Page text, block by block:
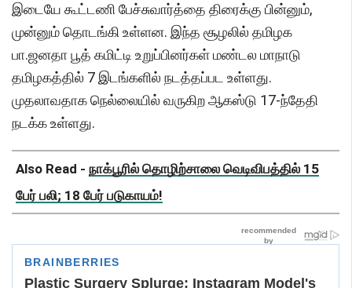
இடையே கூட்டணி பேச்சுவார்த்தை திரைக்கு பின்னும்,
முன்னும் தொடங்கி உள்ளன. இந்த சூழலில் தமிழக
பா.ஜனதா பூத் கமிட்டி உறுப்பினர்கள் மண்டல மாநாடு
தமிழகத்தில் 7 இடங்களில் நடத்தப்பட உள்ளது.
முதலாவதாக நெல்லையில் வருகிற ஆகஸ்டு 17-ந்தேதி
நடக்க உள்ளது.
Also Read - நாக்பூரில் தொழிற்சாலை வெடிவிபத்தில் 15
பேர் பலி; 18 பேர் படுகாயம்!